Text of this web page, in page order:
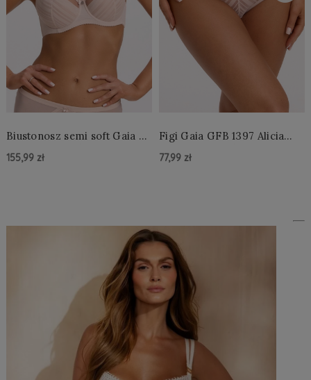
Biustonosz semi soft Gaia BS
155,99 zł
Figi Gaia GFB 1397 Alicia
77,99 zł